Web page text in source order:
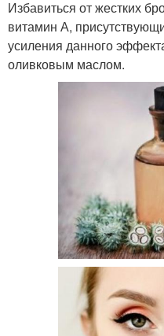
Избавиться от жестких
витамин А,
усиления данного
оливковым маслом.